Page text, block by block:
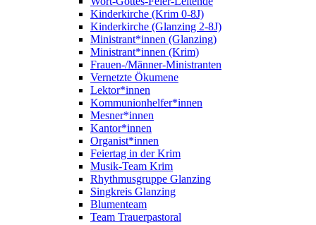
Kinderkirche (Krim 0-8J)
Kinderkirche (Glanzing 2-8J)
Ministrant*innen (Glanzing)
Ministrant*innen (Krim)
Frauen-/Männer-Ministranten
Vernetzte Ökumene
Lektor*innen
Kommunionhelfer*innen
Mesner*innen
Kantor*innen
Organist*innen
Feiertag in der Krim
Musik-Team Krim
Rhythmusgruppe Glanzing
Singkreis Glanzing
Blumenteam
Team Trauerpastoral